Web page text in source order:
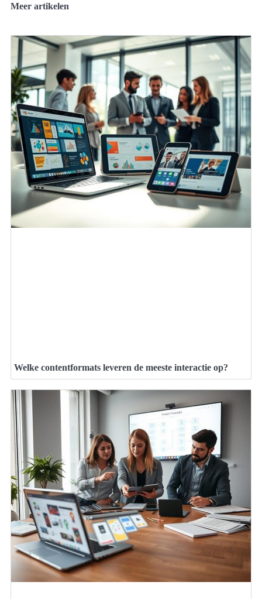
Meer artikelen
Welke contentformats leveren de meeste interactie op?